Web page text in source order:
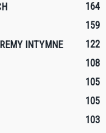
164
159
INTYMNE
122
108
105
105
103